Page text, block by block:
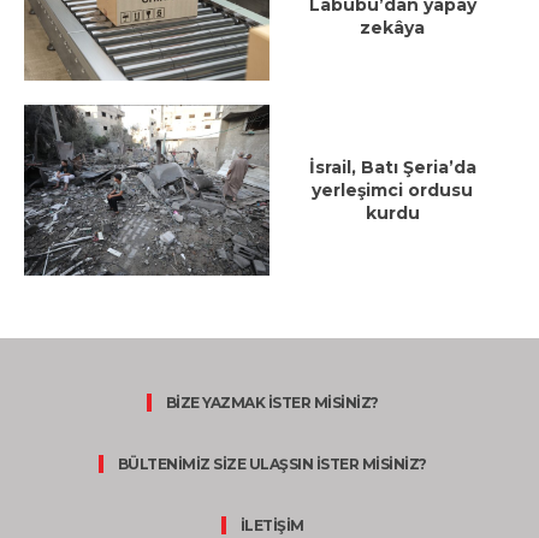
Labubu’dan yapay
zekâya
İsrail, Batı Şeria’da
yerleşimci ordusu
kurdu
BİZE YAZMAK İSTER MİSİNİZ?
BÜLTENİMİZ SİZE ULAŞSIN İSTER MİSİNİZ?
İLETİŞİM